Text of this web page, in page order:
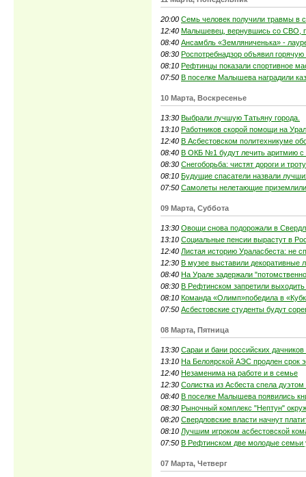
20:00 Семь человек получили травмы в
12:40 Малышевец, вернувшись со СВО,
08:40 Ансамбль «Земляниченька» -
08:30 Роспотребнадзор объявил
08:10 Рефтинцы показали спортивное
07:50 В поселке Малышева наградили
10 Марта, Воскресенье
13:30 Выбрали лучшую Татьяну города.
13:10 Работников скорой помощи на
12:40 В Асбестовском политехникуме
08:40 В ОКБ №1 будут лечить аритмию с
08:30 Снегоборьба: чистят дороги и
08:10 Будущие спасатели назвали
07:50 Самолеты нелетающие
09 Марта, Суббота
13:30 Овощи снова подорожали в
13:10 Социальные пенсии вырастут в
12:40 Листая историю Ураласбеста: не
12:30 В музее выставили декоративные
08:40 На Урале задержали
08:30 В Рефтинском запретили
08:10 Команда «Олимп»победила в
07:50 Асбестовские студенты будут
08 Марта, Пятница
13:30 Сараи и бани российских
13:10 На Белоярской АЭС продлен срок
12:40 Незаменима на работе и в семье
12:30 Солистка из Асбеста спела
08:40 В поселке Малышева появились
08:30 Рыночный комплекс "Нептун"
08:20 Свердловские власти начнут
08:10 Лучшим игроком асбестовской
07:50 В Рефтинском две молодые
07 Марта, Четверг